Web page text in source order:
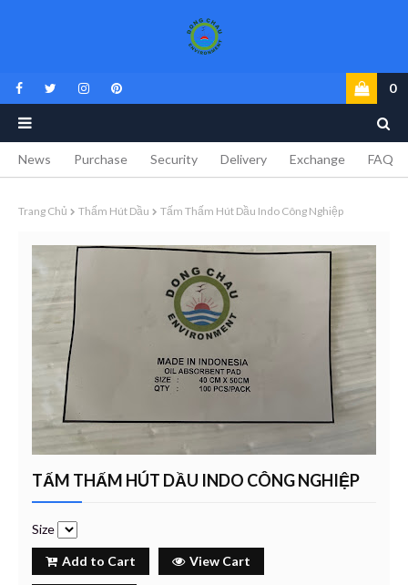
0
News Purchase Security Delivery Exchange FAQ
Trang Chủ Thấm Hút Dầu Tấm Thấm Hút Dầu Indo Công Nghiệp
TẤM THẤM HÚT DẦU INDO CÔNG NGHIỆP
Size
Add to Cart View Cart